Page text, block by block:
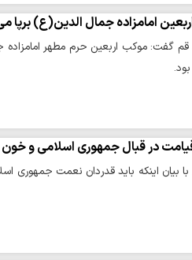
جمال الدین(ع) برپا می‌شود/ ارائه ۲۴ ساعته خدمات به
گفت: موکب اربعین حرم مطهر امامزاده
در قبال جمهوری اسلامی و
بیان اینکه باید قدردان نعمت جمهوری